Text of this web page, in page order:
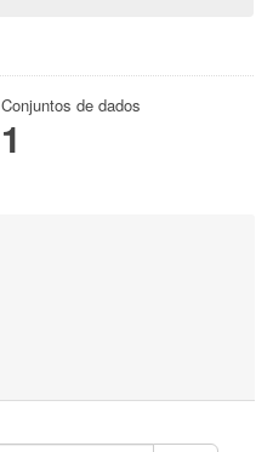
Conjuntos de dados
1